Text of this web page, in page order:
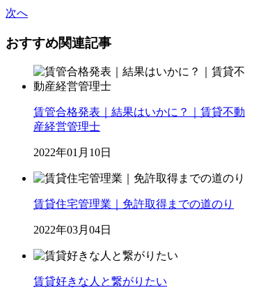
次へ
おすすめ関連記事
賃管合格発表｜結果はいかに？｜賃貸不動
産経営管理士
2022年01月10日
賃貸住宅管理業｜免許取得までの道のり
2022年03月04日
賃貸好きな人と繋がりたい